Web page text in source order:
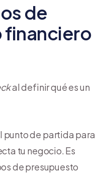
de
financiero
al definir qué es un
punto de partida para
tu negocio. Es
de presupuesto